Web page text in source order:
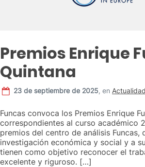
Premios Enrique
Quintana
23 de septiembre de 2025,en Actualidad
Funcas convoca los Premios Enrique
correspondientes al curso académico
premios del centro de análisis Funcas,
investigación económica y social y a
tienen como objetivo reconocer el
excelente y riguroso. […]